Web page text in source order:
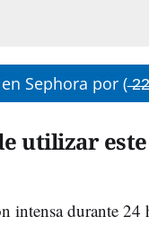
Sephora por (
utilizar
intensa durante 24